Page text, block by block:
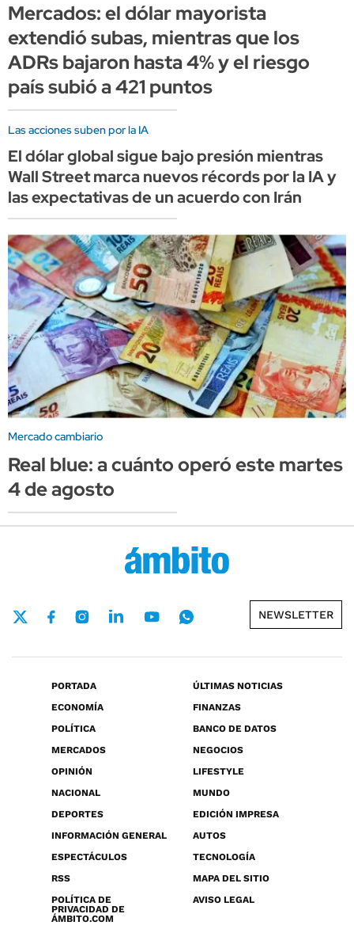
Mercados: el dólar mayorista
extendió subas, mientras que los
ADRs bajaron hasta 4% y el riesgo
país subió a 421 puntos
Las acciones suben por la IA
El dólar global sigue bajo presión mientras
Wall Street marca nuevos récords por la IA y
las expectativas de un acuerdo con Irán
Mercado cambiario
Real blue: a cuánto operó este martes
4 de agosto
NEWSLETTER
PORTADA
ÚLTIMAS NOTICIAS
ECONOMÍA
FINANZAS
POLÍTICA
BANCO DE DATOS
MERCADOS
NEGOCIOS
OPINIÓN
LIFESTYLE
NACIONAL
MUNDO
DEPORTES
EDICIÓN IMPRESA
INFORMACIÓN GENERAL
AUTOS
ESPECTÁCULOS
TECNOLOGÍA
RSS
MAPA DEL SITIO
POLÍTICA DE
PRIVACIDAD DE
ÁMBITO.COM
AVISO LEGAL